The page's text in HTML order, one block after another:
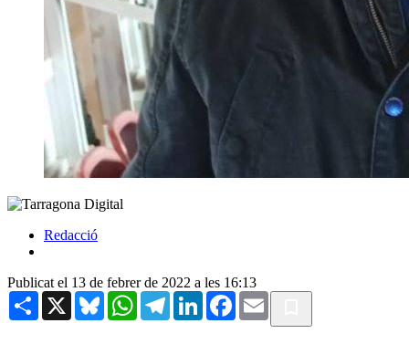
Redacció
Publicat el 13 de febrer de 2022 a les 16:13
Share X BlueskyWhatsAppTelegramLinkedInFacebook
Email